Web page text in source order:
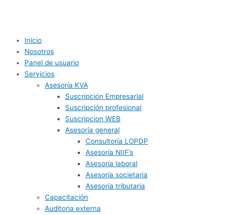
Inicio
Nosotros
Panel de usuario
Servicios
Asesoría KVA
Suscripción Empresarial
Suscripción profesional
Suscripcion WEB
Asesoría general
Consultoría LOPDP
Asesoría NIIF’s
Asesoría laboral
Asesoría societaria
Asesoría tributaria
Capacitación
Auditoria externa